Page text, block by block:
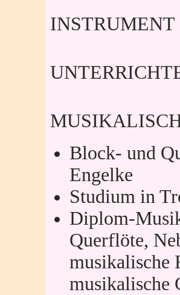
INSTRUMENT
Block- und
Engelke
Studium in
Diplom-
Querflöte,
musikalische
musikalische